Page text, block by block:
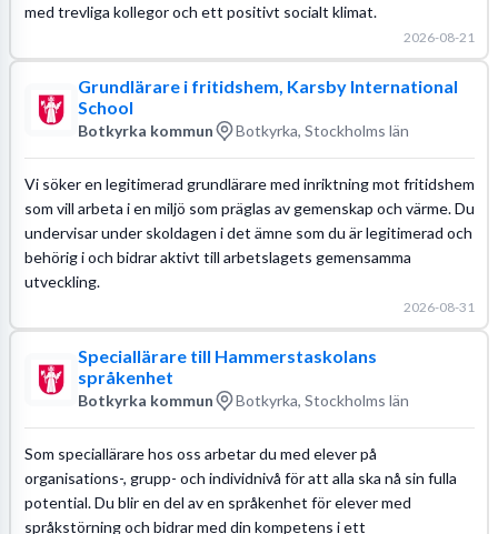
med trevliga kollegor och ett positivt socialt klimat.
2026-08-21
Grundlärare i fritidshem, Karsby International
School
Botkyrka kommun Botkyrka, Stockholms län
Vi söker en legitimerad grundlärare med inriktning mot fritidshem
som vill arbeta i en miljö som präglas av gemenskap och värme. Du
undervisar under skoldagen i det ämne som du är legitimerad och
behörig i och bidrar aktivt till arbetslagets gemensamma
utveckling.
2026-08-31
Speciallärare till Hammerstaskolans
språkenhet
Botkyrka kommun Botkyrka, Stockholms län
Som speciallärare hos oss arbetar du med elever på
organisations-, grupp- och individnivå för att alla ska nå sin fulla
potential. Du blir en del av en språkenhet för elever med
språkstörning och bidrar med din kompetens i ett